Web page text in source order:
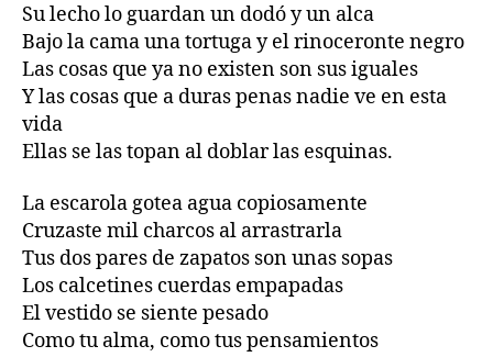
Su lecho lo guardan un dodó y un alca
Bajo la cama una tortuga y el rinoceronte negro
Las cosas que ya no existen son sus iguales
Y las cosas que a duras penas nadie ve en esta
vida
Ellas se las topan al doblar las esquinas.
La escarola gotea agua copiosamente
Cruzaste mil charcos al arrastrarla
Tus dos pares de zapatos son unas sopas
Los calcetines cuerdas empapadas
El vestido se siente pesado
Como tu alma, como tus pensamientos